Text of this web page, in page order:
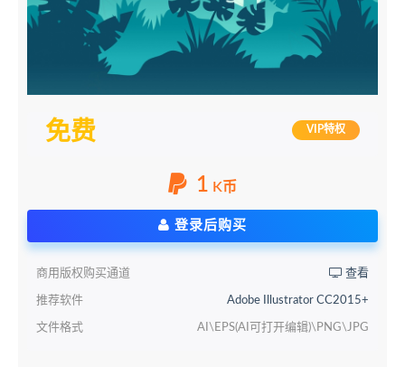
免费 VIP特权
1 K币
登录后购买
商用版权购买通道 查看
推荐软件 Adobe Illustrator CC2015+
文件格式 AI\EPS(AI可打开编辑)\PNG\JPG